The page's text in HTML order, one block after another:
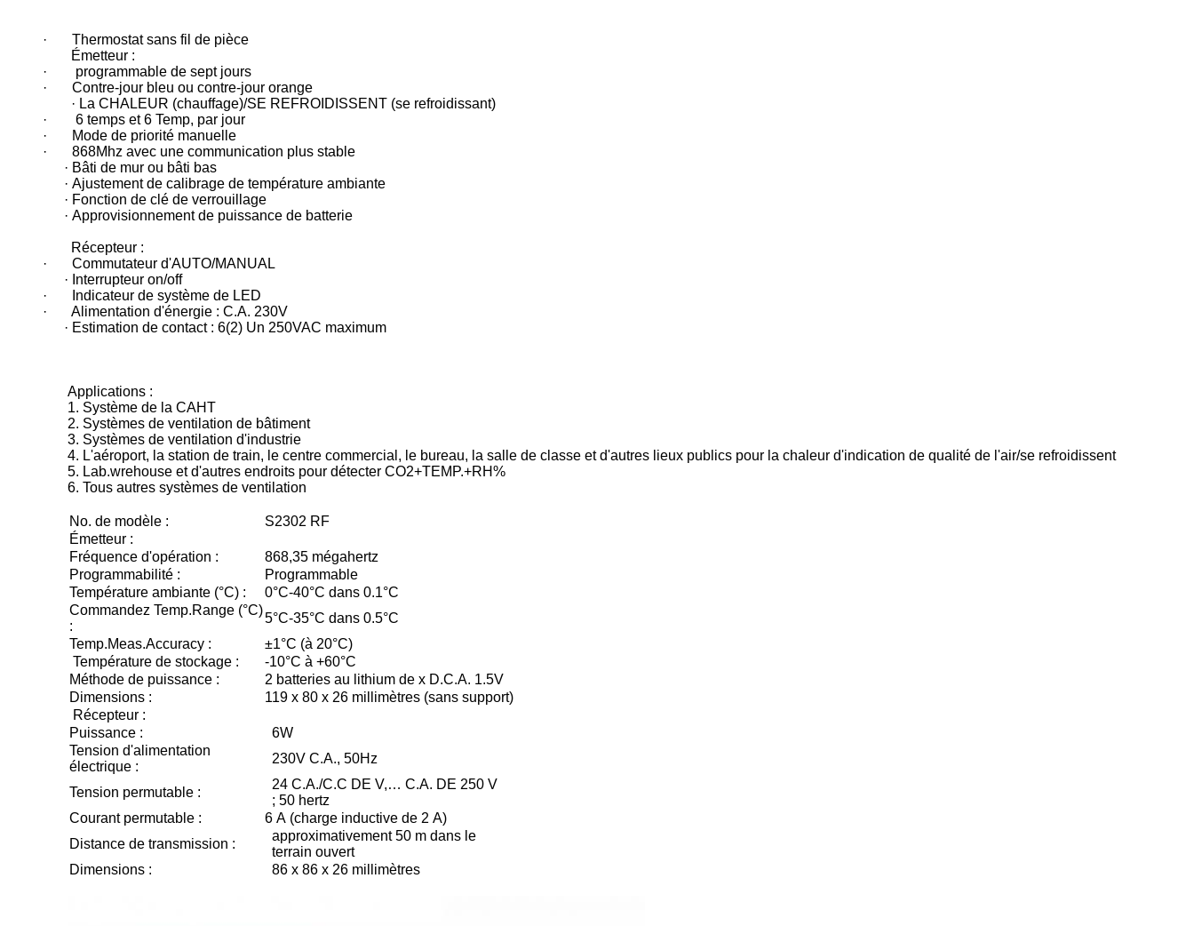
· Thermostat sans fil de pièce
Émetteur :
· programmable de sept jours
· Contre-jour bleu ou contre-jour orange
· La CHALEUR (chauffage)/SE REFROIDISSENT (se refroidissant)
· 6 temps et 6 Temp, par jour
· Mode de priorité manuelle
· 868Mhz avec une communication plus stable
· Bâti de mur ou bâti bas
· Ajustement de calibrage de température ambiante
· Fonction de clé de verrouillage
· Approvisionnement de puissance de batterie
Récepteur :
· Commutateur d'AUTO/MANUAL
· Interrupteur on/off
· Indicateur de système de LED
· Alimentation d'énergie : C.A. 230V
· Estimation de contact : 6(2) Un 250VAC maximum
Applications :
1. Système de la CAHT
2. Systèmes de ventilation de bâtiment
3. Systèmes de ventilation d'industrie
4. L'aéroport, la station de train, le centre commercial, le bureau, la salle de classe et d'autres lieux publics pour la chaleur d'indication de qualité de l'air/se refroidissent
5. Lab.wrehouse et d'autres endroits pour détecter CO2+TEMP.+RH%
6. Tous autres systèmes de ventilation
No. de modèle :
S2302 RF
Émetteur :
Fréquence d'opération :
868,35 mégahertz
Programmabilité :
Programmable
Température ambiante (°C) :
0°C-40°C dans 0.1°C
Commandez Temp.Range (°C)
:
5°C-35°C dans 0.5°C
Temp.Meas.Accuracy :
±1°C (à 20°C)
Température de stockage :
-10°C à +60°C
Méthode de puissance :
2 batteries au lithium de x D.C.A. 1.5V
Dimensions :
119 x 80 x 26 millimètres (sans support)
Récepteur :
Puissance :
6W
Tension d'alimentation
électrique :
230V C.A., 50Hz
Tension permutable :
24 C.A./C.C DE V,… C.A. DE 250 V
; 50 hertz
Courant permutable :
6 A (charge inductive de 2 A)
Distance de transmission :
approximativement 50 m dans le
terrain ouvert
Dimensions :
86 x 86 x 26 millimètres